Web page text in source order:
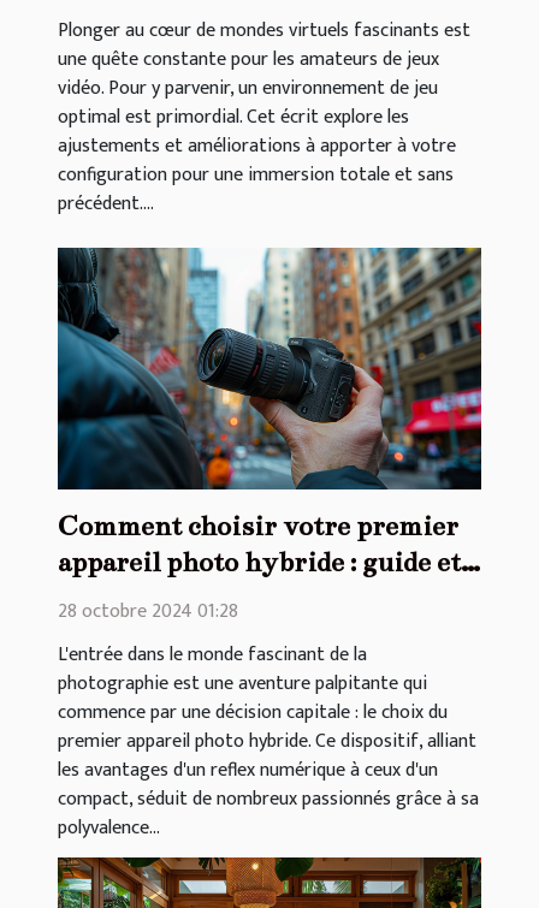
Plonger au cœur de mondes virtuels fascinants est
une quête constante pour les amateurs de jeux
vidéo. Pour y parvenir, un environnement de jeu
optimal est primordial. Cet écrit explore les
ajustements et améliorations à apporter à votre
configuration pour une immersion totale et sans
précédent....
Comment choisir votre premier
appareil photo hybride : guide et
conseils
28 octobre 2024 01:28
L'entrée dans le monde fascinant de la
photographie est une aventure palpitante qui
commence par une décision capitale : le choix du
premier appareil photo hybride. Ce dispositif, alliant
les avantages d'un reflex numérique à ceux d'un
compact, séduit de nombreux passionnés grâce à sa
polyvalence...